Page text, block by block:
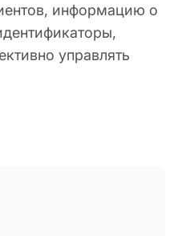
информацию о
управлять